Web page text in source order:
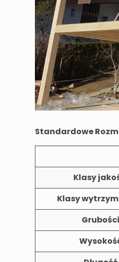
Standardowe
Klasy
Klasy
Grubości